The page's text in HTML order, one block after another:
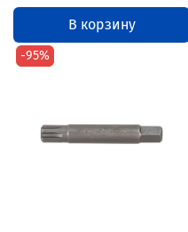
В корзину
-95%